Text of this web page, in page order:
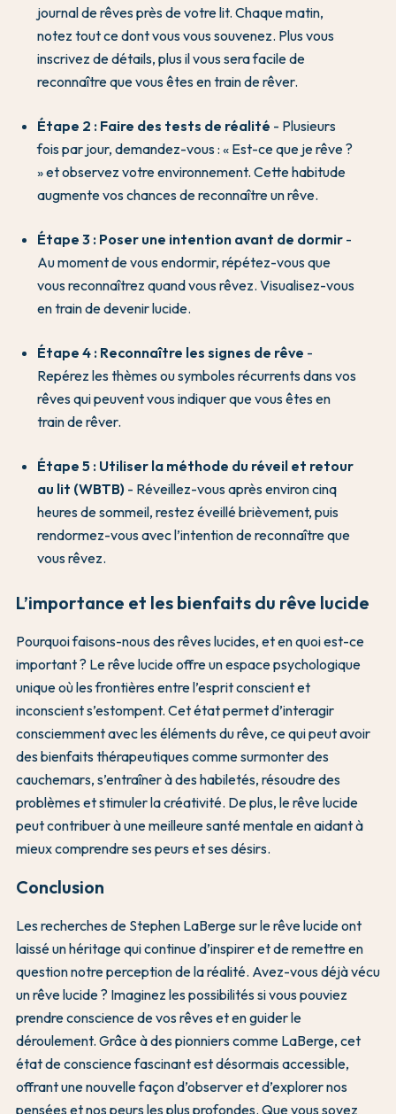
journal de rêves près de votre lit. Chaque matin,
notez tout ce dont vous vous souvenez. Plus vous
inscrivez de détails, plus il vous sera facile de
reconnaître que vous êtes en train de rêver.
Étape 2 : Faire des tests de réalité - Plusieurs
fois par jour, demandez-vous : « Est-ce que je rêve ?
» et observez votre environnement. Cette habitude
augmente vos chances de reconnaître un rêve.
Étape 3 : Poser une intention avant de dormir -
Au moment de vous endormir, répétez-vous que
vous reconnaîtrez quand vous rêvez. Visualisez-vous
en train de devenir lucide.
Étape 4 : Reconnaître les signes de rêve -
Repérez les thèmes ou symboles récurrents dans vos
rêves qui peuvent vous indiquer que vous êtes en
train de rêver.
Étape 5 : Utiliser la méthode du réveil et retour
au lit (WBTB) - Réveillez-vous après environ cinq
heures de sommeil, restez éveillé brièvement, puis
rendormez-vous avec l’intention de reconnaître que
vous rêvez.
L’importance et les bienfaits du rêve lucide
Pourquoi faisons-nous des rêves lucides, et en quoi est-ce
important ? Le rêve lucide offre un espace psychologique
unique où les frontières entre l’esprit conscient et
inconscient s’estompent. Cet état permet d’interagir
consciemment avec les éléments du rêve, ce qui peut avoir
des bienfaits thérapeutiques comme surmonter des
cauchemars, s’entraîner à des habiletés, résoudre des
problèmes et stimuler la créativité. De plus, le rêve lucide
peut contribuer à une meilleure santé mentale en aidant à
mieux comprendre ses peurs et ses désirs.
Conclusion
Les recherches de Stephen LaBerge sur le rêve lucide ont
laissé un héritage qui continue d’inspirer et de remettre en
question notre perception de la réalité. Avez-vous déjà vécu
un rêve lucide ? Imaginez les possibilités si vous pouviez
prendre conscience de vos rêves et en guider le
déroulement. Grâce à des pionniers comme LaBerge, cet
état de conscience fascinant est désormais accessible,
offrant une nouvelle façon d’observer et d’explorer nos
pensées et nos peurs les plus profondes. Que vous soyez